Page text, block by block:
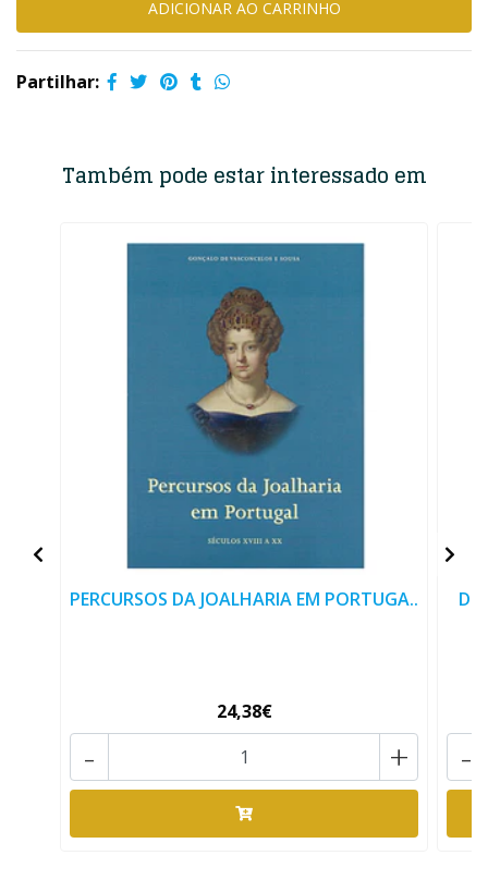
Partilhar:
Também pode estar interessado em
PERCURSOS DA JOALHARIA EM PORTUGA..
24,38€
+
- -